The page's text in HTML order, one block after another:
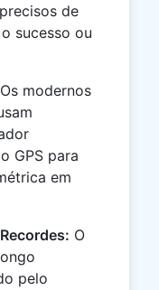
de
sucesso ou
Os modernos
GPS para
em
O
pelo